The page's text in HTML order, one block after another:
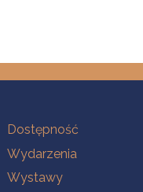
Na skróty
Dostępność
Wydarzenia
Wystawy